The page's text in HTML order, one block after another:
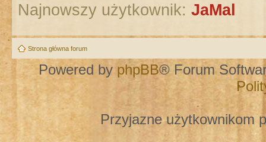
Najnowszy użytkownik: JaMal
Strona główna forum
Powered by phpBB® Forum
Przyjazne użytkownikom